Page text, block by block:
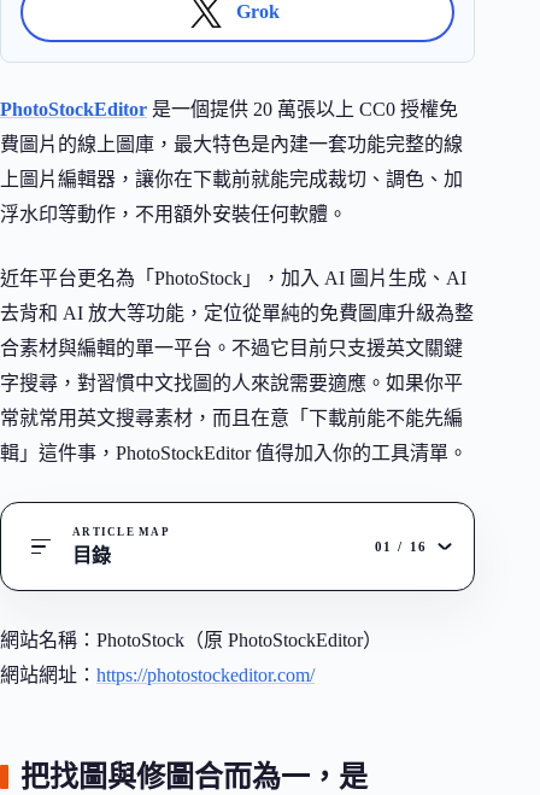
Grok
PhotoStockEditor 是一個提供 20 萬張以上 CC0 授權免
費圖片的線上圖庫，最大特色是內建一套功能完整的線
上圖片編輯器，讓你在下載前就能完成裁切、調色、加
浮水印等動作，不用額外安裝任何軟體。
近年平台更名為「PhotoStock」，加入 AI 圖片生成、AI
去背和 AI 放大等功能，定位從單純的免費圖庫升級為整
合素材與編輯的單一平台。不過它目前只支援英文關鍵
字搜尋，對習慣中文找圖的人來說需要適應。如果你平
常就常用英文搜尋素材，而且在意「下載前能不能先編
輯」這件事，PhotoStockEditor 值得加入你的工具清單。
ARTICLE MAP
目錄 01 / 16
網站名稱：PhotoStock（原 PhotoStockEditor）
網站網址： https://photostockeditor.com/
把找圖與修圖合而為一，是